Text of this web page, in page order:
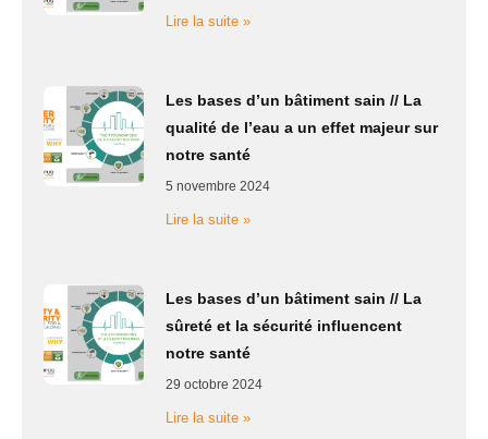
Lire la suite »
Les bases d’un bâtiment sain // La
qualité de l’eau a un effet majeur sur
notre santé
5 novembre 2024
Lire la suite »
Les bases d’un bâtiment sain // La
sûreté et la sécurité influencent
notre santé
29 octobre 2024
Lire la suite »